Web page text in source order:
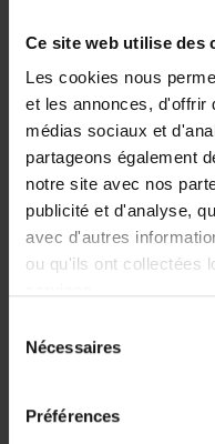
Ce site web utilise des
Les cookies nous
et les annonces, d'offrir
médias sociaux et
partageons également
notre site avec nos
publicité et d'analyse,
avec d'autres
ou qu'ils ont collectées
Nécessaires
Préférences